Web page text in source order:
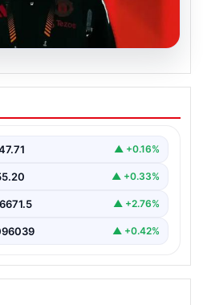
resmen duyurdu!
yeni adresi belli oldu
▲ +0.16%
▲ +0.33%
6671.5 ▲ +2.76%
▲ +0.42%